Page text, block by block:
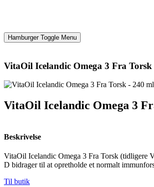
Hamburger Toggle Menu
VitaOil Icelandic Omega 3 Fra Torsk
VitaOil Icelandic Omega 3
Beskrivelse
VitaOil Icelandic Omega 3 Fra Torsk (tidligere
D bidrager til at opretholde et normalt
Til butik